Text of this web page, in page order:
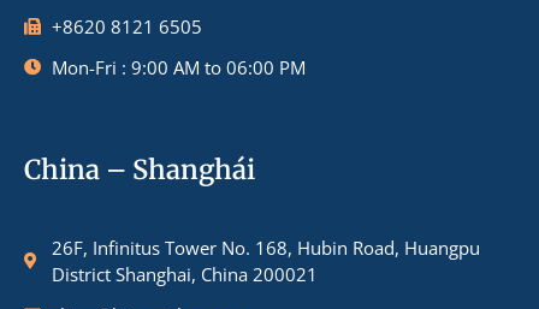
+8620 8121 6505
Mon-Fri : 9:00 AM to 06:00 PM
China – Shanghái
26F, Infinitus Tower No. 168, Hubin Road, Huangpu
District Shanghai, China 200021